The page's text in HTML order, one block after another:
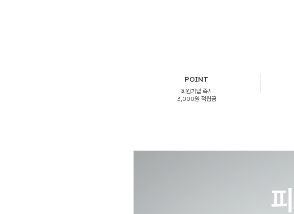
POINT
회원가입 즉시
3,000원 적립금